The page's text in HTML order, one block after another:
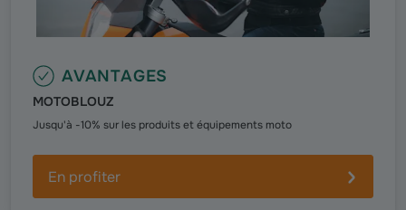
AVANTAGES
MOTOBLOUZ
Jusqu'à -10% sur les produits et équipements moto
En profiter